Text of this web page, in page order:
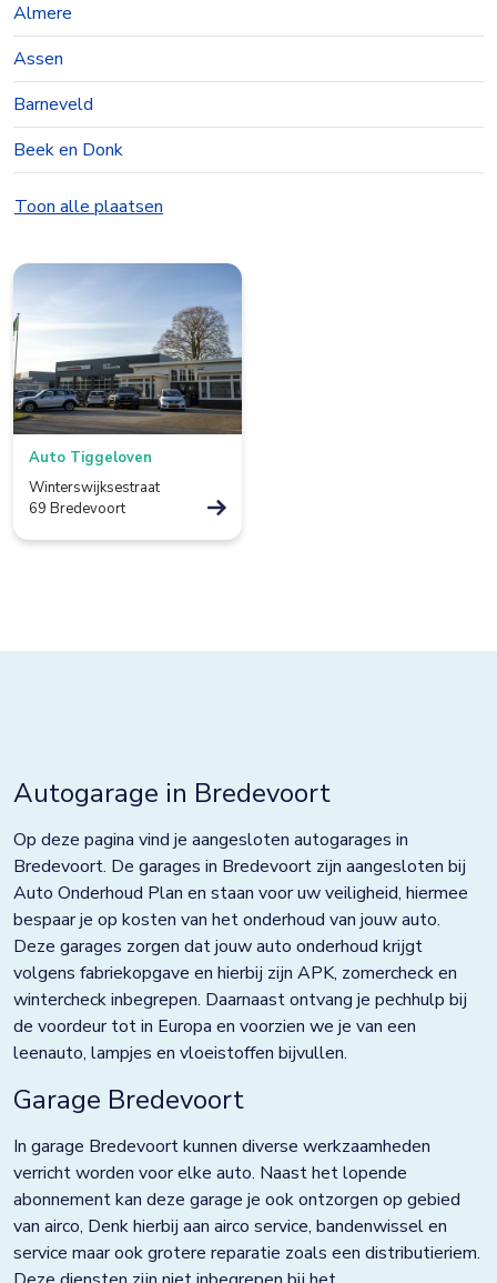
Almere
Assen
Barneveld
Beek en Donk
Beesd
Bolsward
Borculo
Boxtel
Bredevoort
Bunnik
Bussum
De Lier
Dieverbrug
Doezum
Dokkum
Drachten
Eindhoven
Elst
Emmen
Enkhuizen
Franeker
Goor
Grave
Toon alle plaatsen
Auto Tiggeloven
Winterswijksestraat
69 Bredevoort
Autogarage in Bredevoort
Op deze pagina vind je aangesloten autogarages in
Bredevoort. De garages in Bredevoort zijn aangesloten bij
Auto Onderhoud Plan en staan voor uw veiligheid, hiermee
bespaar je op kosten van het onderhoud van jouw auto.
Deze garages zorgen dat jouw auto onderhoud krijgt
volgens fabriekopgave en hierbij zijn APK, zomercheck en
wintercheck inbegrepen. Daarnaast ontvang je pechhulp bij
de voordeur tot in Europa en voorzien we je van een
leenauto, lampjes en vloeistoffen bijvullen.
Garage Bredevoort
In garage Bredevoort kunnen diverse werkzaamheden
verricht worden voor elke auto. Naast het lopende
abonnement kan deze garage je ook ontzorgen op gebied
van airco, Denk hierbij aan airco service, bandenwissel en
service maar ook grotere reparatie zoals een distributieriem.